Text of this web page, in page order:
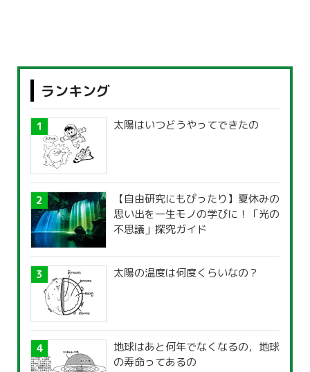
ランキング
太陽はいつどうやってできたの
【自由研究にもぴったり】夏休みの
思い出を一生モノの学びに！「光の
不思議」探究ガイド
太陽の温度は何度くらいなの？
地球はあと何年でなくなるの，地球
の寿命ってあるの